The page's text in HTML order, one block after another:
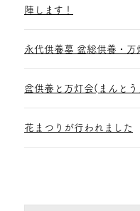
陣します！
永代供養墓 盆総供養・万
盆供養と万灯会(まんと
花まつりが行われました